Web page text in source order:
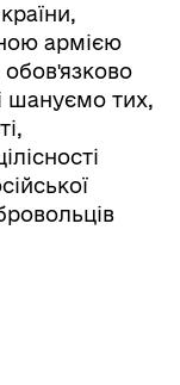
армією
обов'язково
шануємо тих,